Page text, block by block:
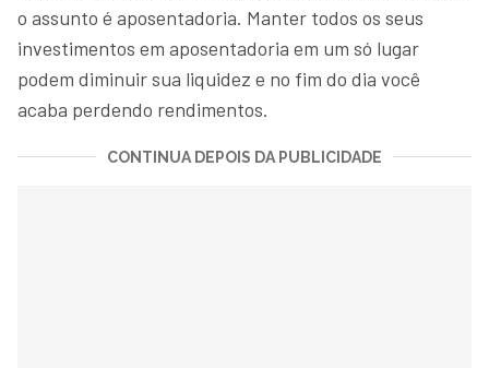
o assunto é aposentadoria. Manter todos os seus
investimentos em aposentadoria em um só lugar
podem diminuir sua liquidez e no fim do dia você
acaba perdendo rendimentos.
CONTINUA DEPOIS DA PUBLICIDADE